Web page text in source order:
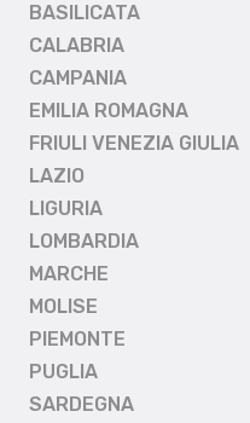
BASILICATA
CALABRIA
CAMPANIA
EMILIA ROMAGNA
FRIULI VENEZIA GIULIA
LAZIO
LIGURIA
LOMBARDIA
MARCHE
MOLISE
PIEMONTE
PUGLIA
SARDEGNA